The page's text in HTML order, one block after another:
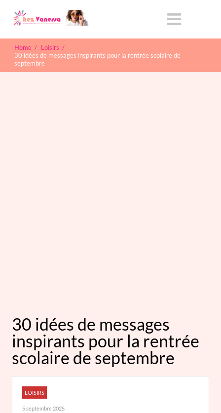
Home / Loisirs /
30 idées de messages inspirants pour la rentrée scolaire de
septembre
30 idées de messages
inspirants pour la rentrée
scolaire de septembre
LOISIRS
5 septembre 2025